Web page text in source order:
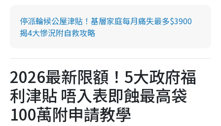
停派輪候公屋津貼！基層家庭每月痛失最多$3900
揭4大慘況附自救攻略
2026最新限額！5大政府福
利津貼 唔入表即蝕最高袋
100萬附申請教學